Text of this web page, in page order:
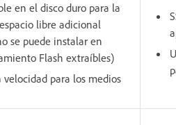
en el disco duro para la
libre adicional
se puede instalar en
Flash extraíbles)
para los medios